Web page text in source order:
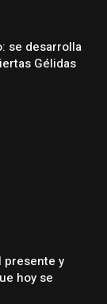
se desarrolla
Gélidas
presente y
hoy se